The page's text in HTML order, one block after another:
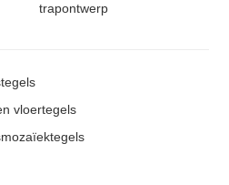
trapontwerp
vloertegels